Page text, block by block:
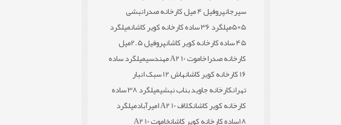
سیرجانپروفیل 4 میل کارخانه صدرا
نبشی
5×5
میلگرد 36 ساده کارخانه کویر کاشان
میلگرد
45 ساده کارخانه کویر کاشان
پروفیل 2.5میل
کارخانه صدراخاموت 10 A2 مهندسی
میلگرد ساده
16 کارخانه کویر کاشان
هاش 12 سبک انبار
تهرانکارخانه جاوید بناب نبشی
میلگرد 38 ساده
کارخانه کویر کاشانکلاف 10 A2 امیرآباد
میلگرد
18ساده کارخانه کویر کاشان
خاموت 10 A2